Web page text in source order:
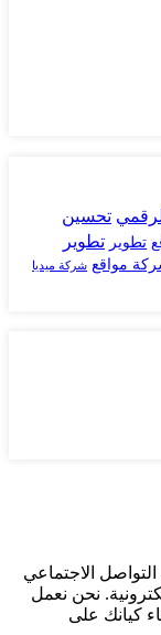
تحسين
تطوير تطوير
مواقع شركة ميديا
الاجتماعي
نحن نعمل
لبناء كيانك على